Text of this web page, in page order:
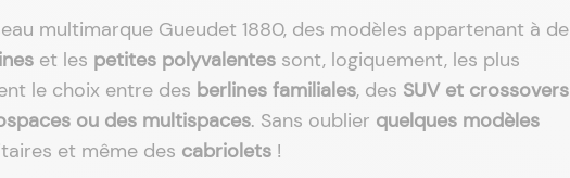
multimarque Gueudet 1880, des modèles appartenant à de
et les petites polyvalentes sont, logiquement, les plus
le choix entre des berlines familiales, des SUV et crossovers
ou des multispaces. Sans oublier quelques modèles
et même des cabriolets !